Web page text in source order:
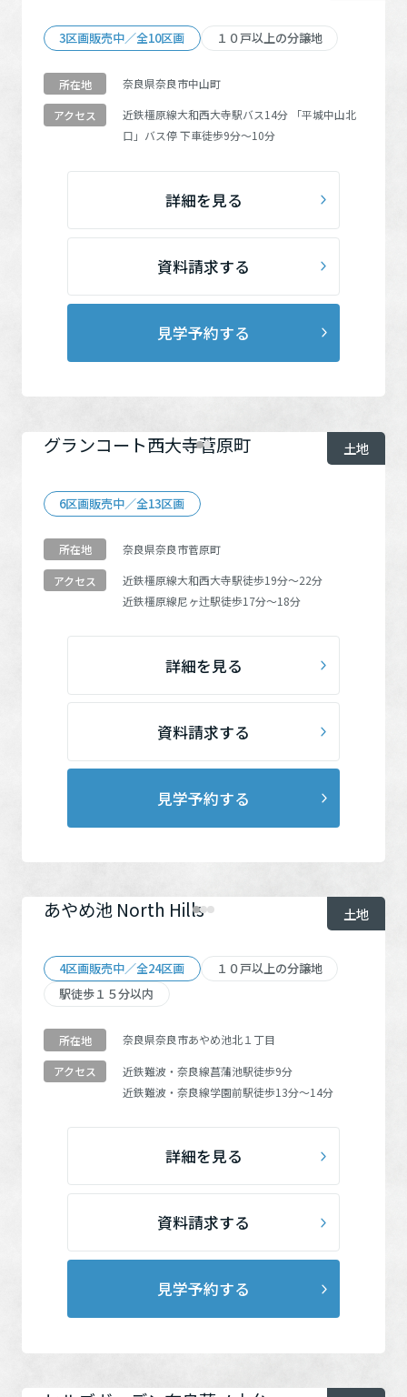
3区画販売中／全10区画 １０戸以上の分譲地
所在地 奈良県奈良市中山町
アクセス 近鉄橿原線大和西大寺駅バス14分
「平城中山北
口」 バス停 下車徒歩9分～10分
詳細を見る
資料請求する
見学予約する
土地
グランコート西大寺菅原町
6区画販売中／全13区画
所在地 奈良県奈良市菅原町
アクセス 近鉄橿原線大和西大寺駅徒歩19分～22分
近鉄橿原線尼ヶ辻駅徒歩17分～18分
詳細を見る
資料請求する
見学予約する
土地
あやめ池 North Hills
4区画販売中／全24区画
１０戸以上の分譲地
駅徒歩１５分以内
所在地 奈良県奈良市あやめ池北１丁目
アクセス 近鉄難波・奈良線菖蒲池駅徒歩9分
近鉄難波・奈良線学園前駅徒歩13分～14分
詳細を見る
資料請求する
見学予約する